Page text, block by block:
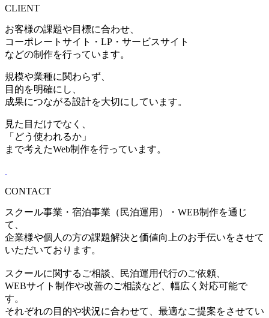
CLIENT
お客様の課題や目標に合わせ、
コーポレートサイト・LP・サービスサイト
などの制作を行っています。
規模や業種に関わらず、
目的を明確にし、
成果につながる設計を大切にしています。
見た目だけでなく、
「どう使われるか」
まで考えたWeb制作を行っています。
CONTACT
スクール事業・宿泊事業（民泊運用）・WEB制作を通じ
て、
企業様や個人の方の課題解決と価値向上のお手伝いをさせて
いただいております。
スクールに関するご相談、民泊運用代行のご依頼、
WEBサイト制作や改善のご相談など、幅広く対応可能で
す。
それぞれの目的や状況に合わせて、最適なご提案をさせてい